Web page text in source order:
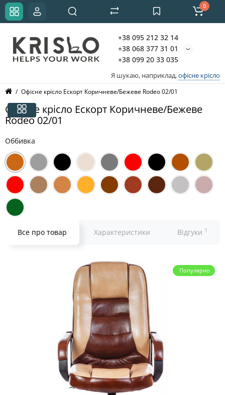
+38 095 212 32 14
+38 068 377 31 01
+38 099 20 33 035
Я шукаю, наприклад,офісне крісло
0
Офісне крісло Ескорт Коричневе/Бежеве Rodeo 02/01
Офісне крісло Ескорт Коричневе/Бежеве
Rodeo 02/01
Оббивка
Все про товар Характеристики Відгуки 1
Популярно